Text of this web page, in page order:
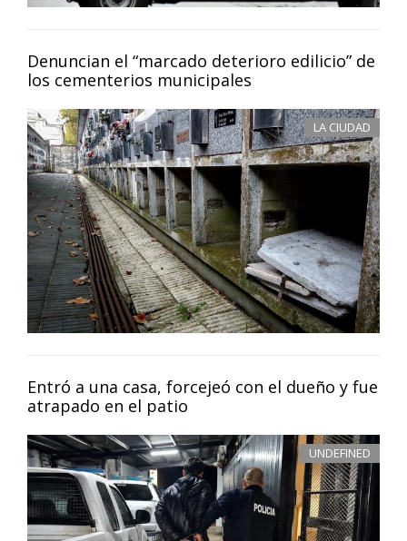
Denuncian el “marcado deterioro edilicio” de
los cementerios municipales
LA CIUDAD
Entró a una casa, forcejeó con el dueño y fue
atrapado en el patio
UNDEFINED